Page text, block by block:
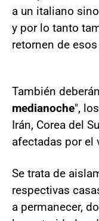
a un italiano
y por lo tanto
retornen de
También
medianoche",
Irán, Corea del
afectadas por el
Se trata de
respectivas
a permanecer,